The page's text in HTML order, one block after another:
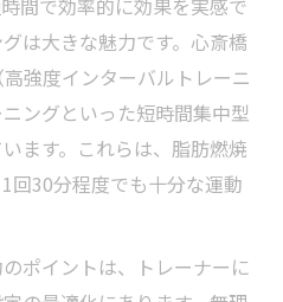
間で効率的に効果を実感で
は大きな魅力です。心斎橋
強度インターバルトレーニ
ングといった短時間集中型
ます。これらは、脂肪燃焼
回30分程度でも十分な運動
ポイントは、トレーナーに